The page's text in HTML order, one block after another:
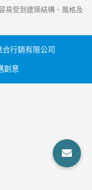
易受到建築結構、風格及
合行銷有限公司
創意